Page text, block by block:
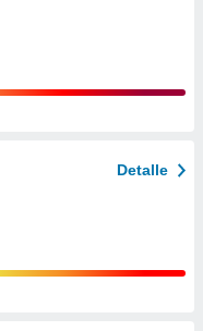
Detalle